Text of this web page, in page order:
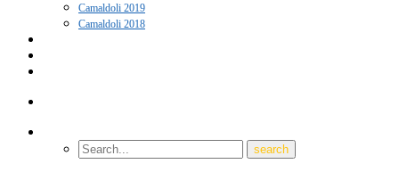
Camaldoli 2019
Camaldoli 2018